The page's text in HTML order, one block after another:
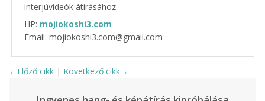
interjúvideók átírásához.
HP: mojiokoshi3.com
Email: mojiokoshi3.com@gmail.com
←Előző cikk | Következő cikk→